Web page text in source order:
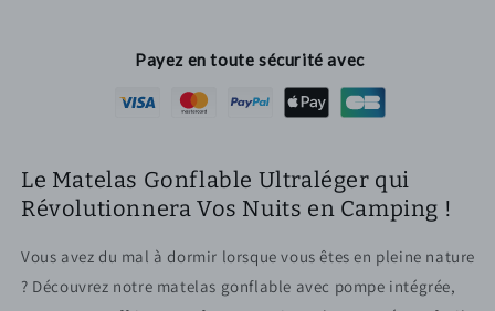
intégrée
Payez en toute sécurité avec
Le Matelas Gonflable Ultraléger qui
Révolutionnera Vos Nuits en Camping !
Vous avez du mal à dormir lorsque vous êtes en pleine nature
? Découvrez notre matelas gonflable avec pompe intégrée,